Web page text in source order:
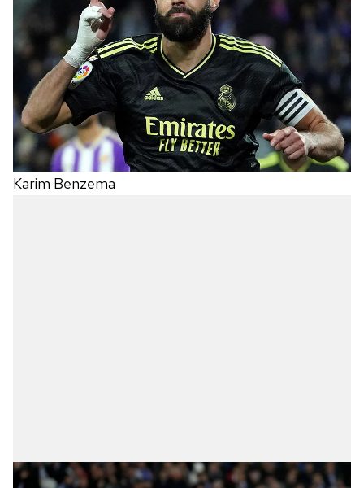
Karim Benzema